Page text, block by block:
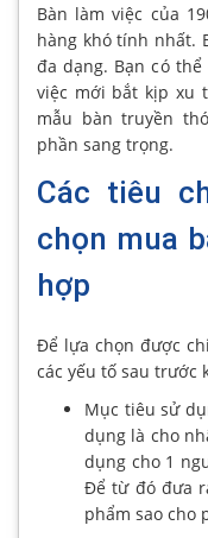
Bàn làm việc của
hàng khó tính nhất.
đa dạng. Bạn có
việc mới bắt kịp xu
mẫu bàn truyền
phần sang trọng.
Các tiêu
chọn mua
hợp
Để lựa chọn được
các yếu tố sau trước
Mục tiêu sử
dụng là cho
dụng cho 1
Để từ đó đưa
phẩm sao cho